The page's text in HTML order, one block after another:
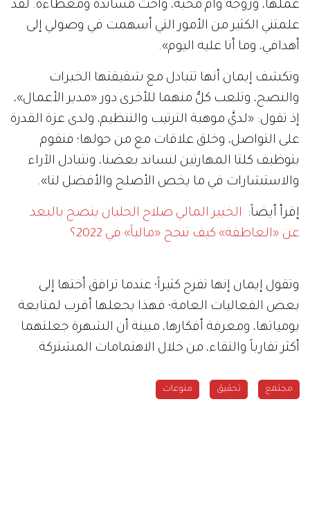
عملها، وزوجة وأم محبة، وأخت مساندة ومعطاءة. لقد
علمتني الكثير من الأمور التي أسهمت في وصولي إلى
أهدافي، وما أنا عليه اليوم».
وتكشف إيمان أنها تتبادل مع شقيقتها الخبرات
والنصح، وتلعب كلٌّ منهما للأخرى دور «مدير الأعمال»،
إذ تقول: «لديَّ موهبة الترتيب والتنظيم، ولدى عزة القدرة
على التواصل، وخلق علاقات مع من حولها؛ فنقوم
بتوظيف كلتا المهارتين لنساند بعضنا، ونتبادل الآراء
والاستشارات في ما يخص الأصلح والأفضل لنا».
إقرأ أيضاً: الخبير المالي صلاح الحليان ينصح بالبعد
عن «العاطفة» كيف تنجح «مالياً» في 2022؟
وتقول إيمان إنها تفرح كثيراً؛ عندما ترافق أختها إلى
بعض الفعاليات العامة؛ فهذا يجعلها أقرب لمتابعة
يومياتها، ومعرفة أفكارها، مبينة أن الشهرة جعلتهما
أكثر تقارباً والتقاء، من خلال الاهتمامات المشتركة.
مجتمع تحقيق منوعات